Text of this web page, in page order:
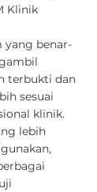
Klinik
yang benar-
terbukti dan
sesuai
klinik.
lebih